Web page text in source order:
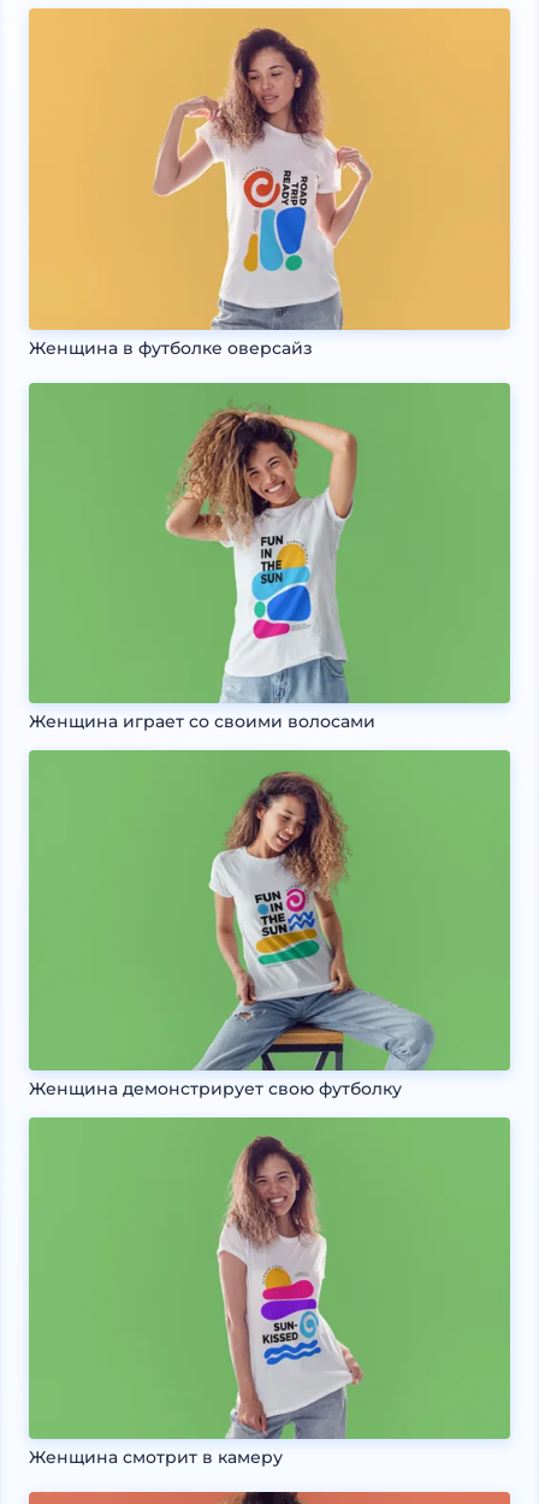
Женщина в футболке оверсайз
Женщина играет со своими волосами
Женщина демонстрирует свою футболку
Женщина смотрит в камеру